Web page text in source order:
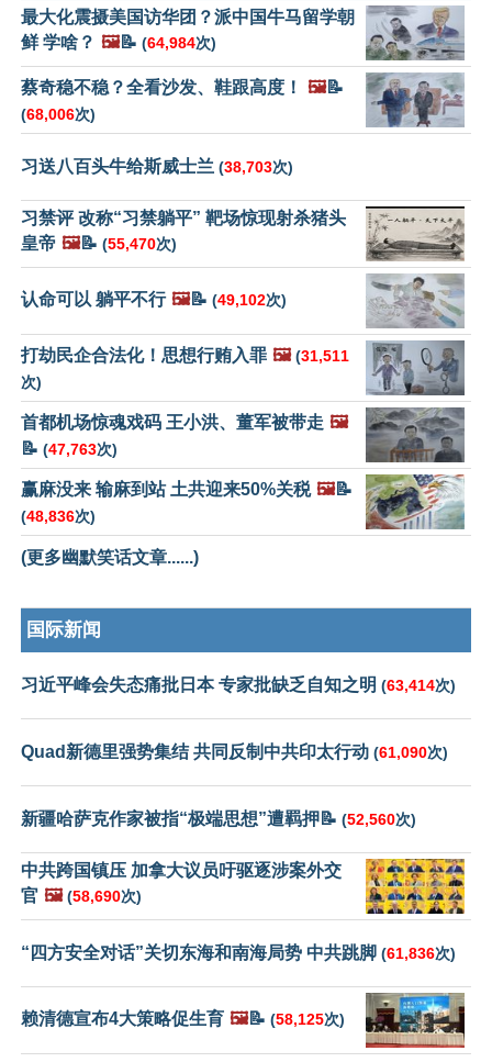
最大化震摄美国访华团？派中国牛马留学朝
鲜 学啥？ 🖼️📝 (64,984次)
蔡奇稳不稳？全看沙发、鞋跟高度！ 🖼️📝
(68,006次)
习送八百头牛给斯威士兰 (38,703次)
习禁评 改称“习禁躺平” 靶场惊现射杀猪头
皇帝 🖼️📝 (55,470次)
认命可以 躺平不行 🖼️📝 (49,102次)
打劫民企合法化！思想行贿入罪 🖼️ (31,511
次)
首都机场惊魂戏码 王小洪、董军被带走 🖼️
📝 (47,763次)
赢麻没来 输麻到站 土共迎来50%关税 🖼️📝
(48,836次)
(更多幽默笑话文章......)
国际新闻
习近平峰会失态痛批日本 专家批缺乏自知之明 (63,414次)
Quad新德里强势集结 共同反制中共印太行动 (61,090次)
新疆哈萨克作家被指“极端思想”遭羁押📝 (52,560次)
中共跨国镇压 加拿大议员吁驱逐涉案外交
官 🖼️ (58,690次)
“四方安全对话”关切东海和南海局势 中共跳脚 (61,836次)
赖清德宣布4大策略促生育 🖼️📝 (58,125次)